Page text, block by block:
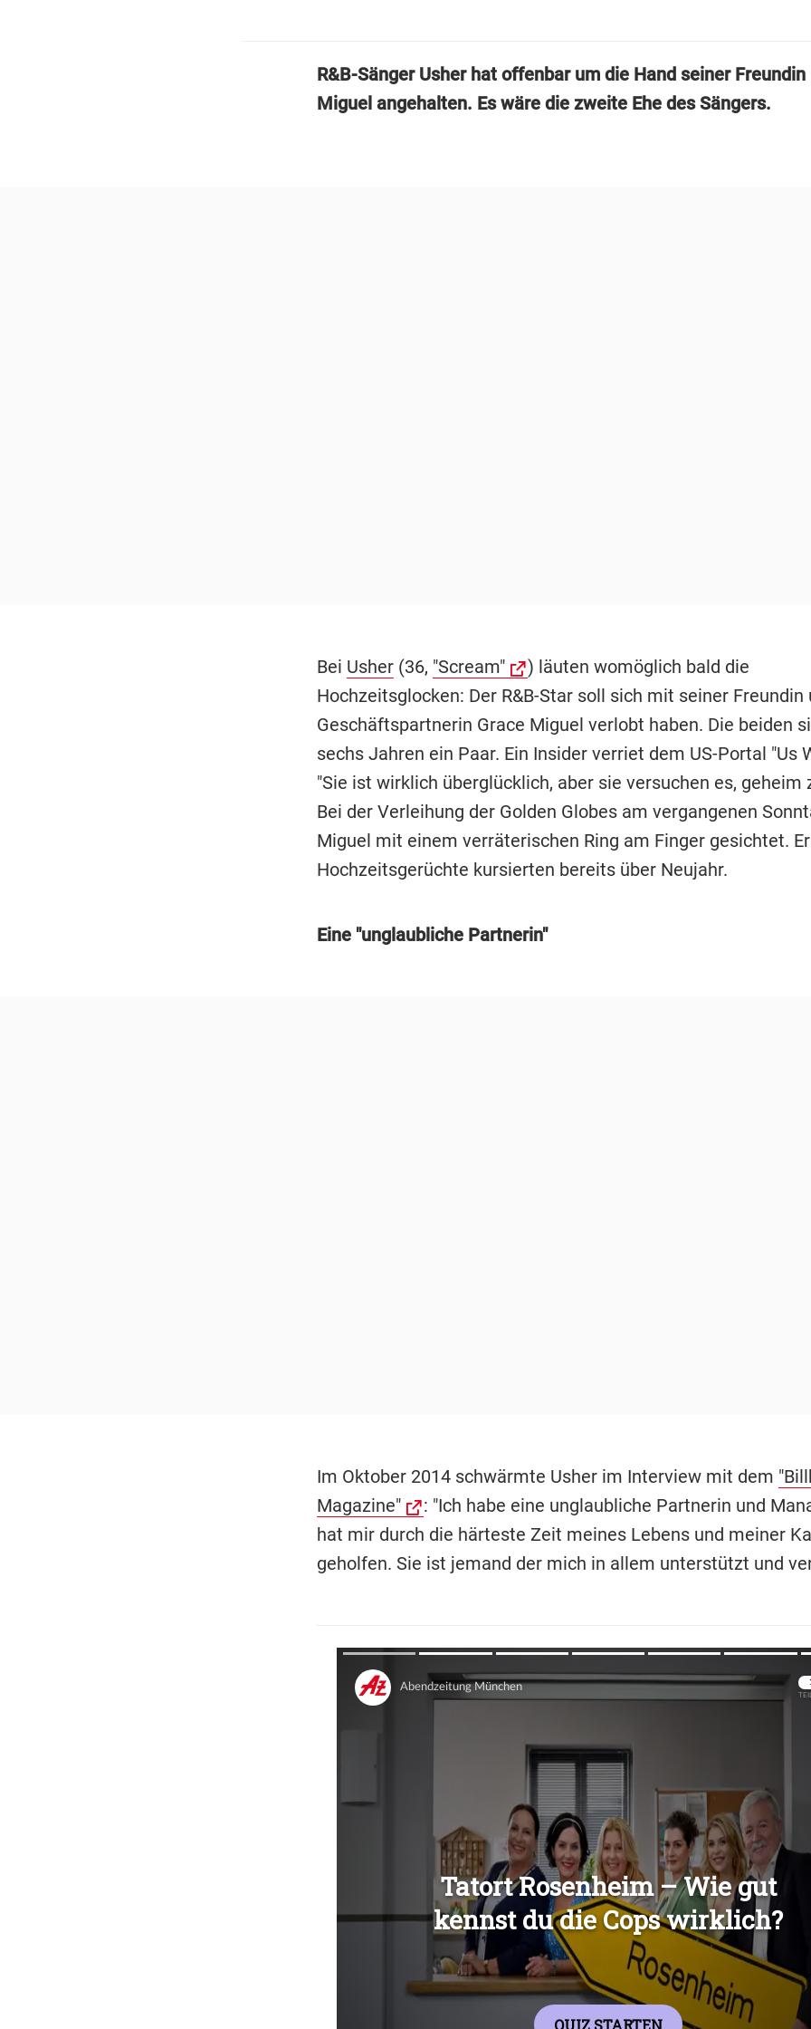
R&B-Sänger Usher hat offenbar um die Hand seiner Freundin
Miguel angehalten. Es wäre die zweite Ehe des Sängers.
Bei Usher(36, "Scream"
) läuten womöglich bald die
Hochzeitsglocken: Der R&B-Star soll sich mit seiner Freundin
Geschäftspartnerin Grace Miguel verlobt haben. Die beiden
sechs Jahren ein Paar. Ein Insider verriet dem US-Portal "Us
"Sie ist wirklich überglücklich, aber sie versuchen es, geheim
Bei der Verleihung der Golden Globes am vergangenen
Miguel mit einem verräterischen Ring am Finger gesichtet.
Hochzeitsgerüchte kursierten bereits über Neujahr.
Eine "unglaubliche Partnerin"
Im Oktober 2014 schwärmte Usher im Interview mit dem
Magazine"
: "Ich habe eine unglaubliche Partnerin und
hat mir durch die härteste Zeit meines Lebens und meiner
geholfen. Sie ist jemand der mich in allem unterstützt und